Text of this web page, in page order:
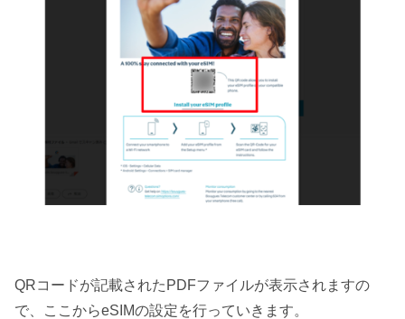
QRコードが記載されたPDFファイルが表示されますの
で、ここからeSIMの設定を行っていきます。